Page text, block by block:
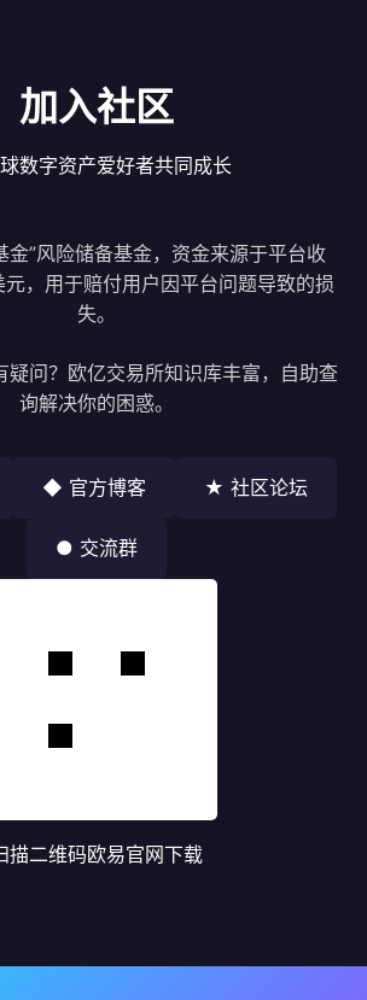
加入社区
数字资产爱好者共同成长
金”风险储备基金，资金来源于平台收
，用于赔付用户因平台问题导致的损
失。
疑问？欧亿交易所知识库丰富，自助查
询解决你的困惑。
◆ 官方博客 ★ 社区论坛
● 交流群
描二维码欧易官网下载